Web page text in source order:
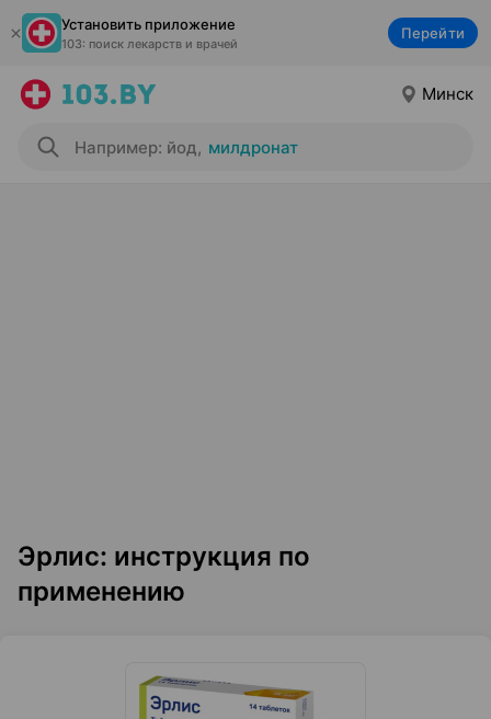
Установить приложение
103: поиск лекарств и врачей
Перейти
Минск
Например: йод, милдронат
Эрлис: инструкция по
применению